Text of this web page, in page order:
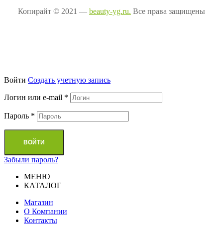
Копирайт © 2021 — beauty-yg.ru. Все права защищены
Войти Cоздать учетную запись
Логин или e-mail *
Пароль *
ВОЙТИ
Забыли пароль?
МЕНЮ
КАТАЛОГ
Магазин
О Компании
Контакты